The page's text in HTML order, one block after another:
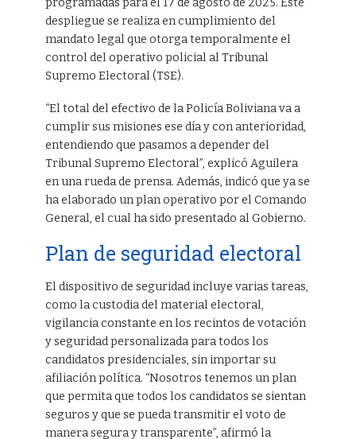
programadas para el 17 de agosto de 2025. Este
despliegue se realiza en cumplimiento del
mandato legal que otorga temporalmente el
control del operativo policial al Tribunal
Supremo Electoral (TSE).
“El total del efectivo de la Policía Boliviana va a
cumplir sus misiones ese día y con anterioridad,
entendiendo que pasamos a depender del
Tribunal Supremo Electoral”, explicó Aguilera
en una rueda de prensa. Además, indicó que ya se
ha elaborado un plan operativo por el Comando
General, el cual ha sido presentado al Gobierno.
Plan de seguridad electoral
El dispositivo de seguridad incluye varias tareas,
como la custodia del material electoral,
vigilancia constante en los recintos de votación
y seguridad personalizada para todos los
candidatos presidenciales, sin importar su
afiliación política. “Nosotros tenemos un plan
que permita que todos los candidatos se sientan
seguros y que se pueda transmitir el voto de
manera segura y transparente”, afirmó la